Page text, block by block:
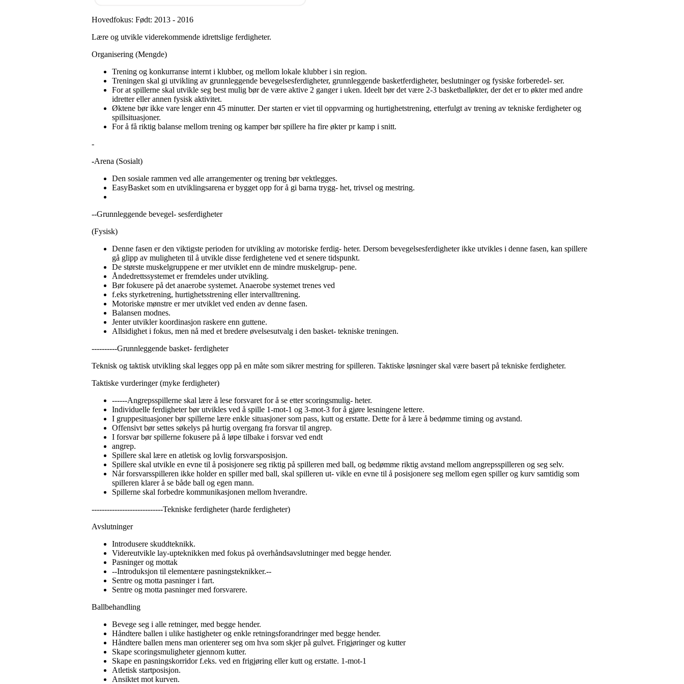
Hovedfokus: Født: 2013 - 2016
Lære og utvikle viderekommende idrettslige ferdigheter.
Organisering (Mengde)
Trening og konkurranse internt i klubber, og mellom lokale klubber i sin region.
Treningen skal gi utvikling av grunnleggende bevegelsesferdigheter, grunnleggende basketferdigheter, beslutninger og fysiske forberedel- ser.
For at spillerne skal utvikle seg best mulig bør de være aktive 2 ganger i uken. Ideelt bør det være 2-3 basketballøkter, der det er to økter med andre
idretter eller annen fysisk aktivitet.
Øktene bør ikke vare lenger enn 45 minutter. Der starten er viet til oppvarming og hurtighetstrening, etterfulgt av trening av tekniske ferdigheter og
spillsituasjoner.
For å få riktig balanse mellom trening og kamper bør spillere ha fire økter pr kamp i snitt.
-
-Arena (Sosialt)
Den sosiale rammen ved alle arrangementer og trening bør vektlegges.
EasyBasket som en utviklingsarena er bygget opp for å gi barna trygg- het, trivsel og mestring.
--Grunnleggende bevegel- sesferdigheter
(Fysisk)
Denne fasen er den viktigste perioden for utvikling av motoriske ferdig- heter. Dersom bevegelsesferdigheter ikke utvikles i denne fasen, kan spillere
gå glipp av muligheten til å utvikle disse ferdighetene ved et senere tidspunkt.
De største muskelgruppene er mer utviklet enn de mindre muskelgrup- pene.
Åndedrettssystemet er fremdeles under utvikling.
Bør fokusere på det anaerobe systemet. Anaerobe systemet trenes ved
f.eks styrketrening, hurtighetsstrening eller intervalltrening.
Motoriske mønstre er mer utviklet ved enden av denne fasen.
Balansen modnes.
Jenter utvikler koordinasjon raskere enn guttene.
Allsidighet i fokus, men nå med et bredere øvelsesutvalg i den basket- tekniske treningen.
----------Grunnleggende basket- ferdigheter
Teknisk og taktisk utvikling skal legges opp på en måte som sikrer mestring for spilleren. Taktiske løsninger skal være basert på tekniske ferdigheter.
Taktiske vurderinger (myke ferdigheter)
------Angrepsspillerne skal lære å lese forsvaret for å se etter scoringsmulig- heter.
Individuelle ferdigheter bør utvikles ved å spille 1-mot-1 og 3-mot-3 for å gjøre lesningene lettere.
I gruppesituasjoner bør spillerne lære enkle situasjoner som pass, kutt og erstatte. Dette for å lære å bedømme timing og avstand.
Offensivt bør settes søkelys på hurtig overgang fra forsvar til angrep.
I forsvar bør spillerne fokusere på å løpe tilbake i forsvar ved endt
angrep.
Spillere skal lære en atletisk og lovlig forsvarsposisjon.
Spillere skal utvikle en evne til å posisjonere seg riktig på spilleren med ball, og bedømme riktig avstand mellom angrepsspilleren og seg selv.
Når forsvarsspilleren ikke holder en spiller med ball, skal spilleren ut- vikle en evne til å posisjonere seg mellom egen spiller og kurv samtidig som
spilleren klarer å se både ball og egen mann.
Spillerne skal forbedre kommunikasjonen mellom hverandre.
----------------------------Tekniske ferdigheter (harde ferdigheter)
Avslutninger
Introdusere skuddteknikk.
Videreutvikle lay-upteknikken med fokus på overhåndsavslutninger med begge hender.
Pasninger og mottak
--Introduksjon til elementære pasningsteknikker.--
Sentre og motta pasninger i fart.
Sentre og motta pasninger med forsvarere.
Ballbehandling
Bevege seg i alle retninger, med begge hender.
Håndtere ballen i ulike hastigheter og enkle retningsforandringer med begge hender.
Håndtere ballen mens man orienterer seg om hva som skjer på gulvet. Frigjøringer og kutter
Skape scoringsmuligheter gjennom kutter.
Skape en pasningskorridor f.eks. ved en frigjøring eller kutt og erstatte. 1-mot-1
Atletisk startposisjon.
Ansiktet mot kurven.